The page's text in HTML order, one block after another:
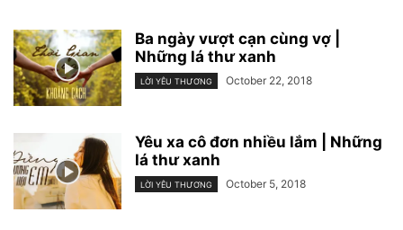
Ba ngày vượt cạn cùng vợ |
Những lá thư xanh
LỜI YÊU THƯƠNG October 22, 2018
Yêu xa cô đơn nhiều lắm | Những
lá thư xanh
LỜI YÊU THƯƠNG October 5, 2018